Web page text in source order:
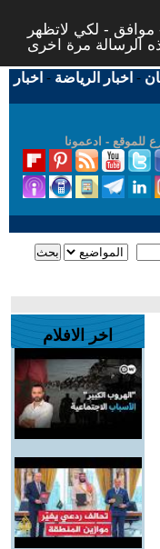
موافق - لكي لاتظهر
- اخبار الرياضة - اخبار
للموقع - ادعمونا
اخر الافلام